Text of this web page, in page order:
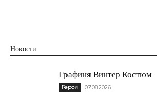
Новости
Графиня Винтер Костюм
Герои 07.08.2026